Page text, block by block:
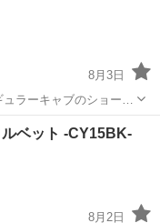
8月3日
ュラーキャブのショー…
ベット -CY15BK-
8月2日